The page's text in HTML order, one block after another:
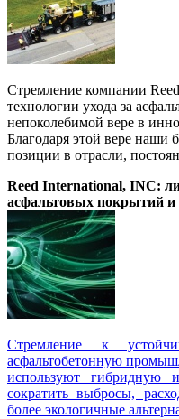
Стремление компании
технологии ухода за
непоколебимой вере в
Благодаря этой вере
позиции в отрасли,
Reed International, INC:
асфальтовых покрытий и
Стремление к
асфальтобетонную
используют гибридную
сократить выбросы,
более экологичные